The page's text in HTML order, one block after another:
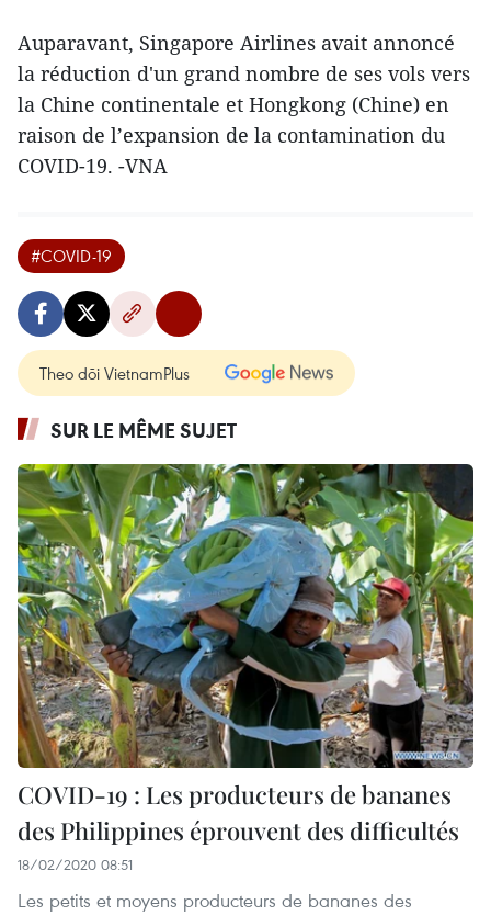
Auparavant, Singapore Airlines avait annoncé
la réduction d'un grand nombre de ses vols vers
la Chine continentale et Hongkong (Chine) en
raison de l’expansion de la contamination du
COVID-19. -VNA
#COVID-19
Theo dõi VietnamPlus
SUR LE MÊME SUJET
COVID-19 : Les producteurs de bananes
des Philippines éprouvent des difficultés
18/02/2020 08:51
Les petits et moyens producteurs de bananes des